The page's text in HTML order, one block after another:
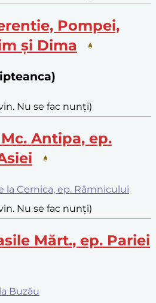
Pompei,
și Dima
Nu se fac nunți)
Antipa, ep.
la Cernica, ep. Râmnicului
Nu se fac nunți)
Mărt., ep. Pariei
Buzău